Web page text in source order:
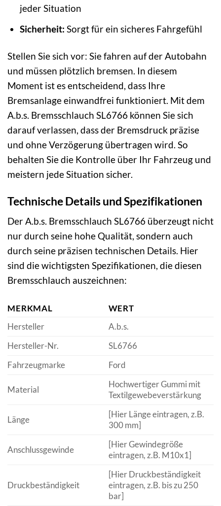
jeder Situation
Sicherheit: Sorgt für ein sicheres Fahrgefühl
Stellen Sie sich vor: Sie fahren auf der Autobahn
und müssen plötzlich bremsen. In diesem
Moment ist es entscheidend, dass Ihre
Bremsanlage einwandfrei funktioniert. Mit dem
A.b.s. Bremsschlauch SL6766 können Sie sich
darauf verlassen, dass der Bremsdruck präzise
und ohne Verzögerung übertragen wird. So
behalten Sie die Kontrolle über Ihr Fahrzeug und
meistern jede Situation sicher.
Technische Details und Spezifikationen
Der A.b.s. Bremsschlauch SL6766 überzeugt nicht
nur durch seine hohe Qualität, sondern auch
durch seine präzisen technischen Details. Hier
sind die wichtigsten Spezifikationen, die diesen
Bremsschlauch auszeichnen:
MERKMAL
WERT
Hersteller
A.b.s.
Hersteller-Nr.
SL6766
Fahrzeugmarke
Ford
Material
Hochwertiger Gummi mit
Textilgewebeverstärkung
Länge
[Hier Länge eintragen, z.B.
300 mm]
Anschlussgewinde
[Hier Gewindegröße
eintragen, z.B. M10x1]
Druckbeständigkeit
[Hier Druckbeständigkeit
eintragen, z.B. bis zu 250
bar]